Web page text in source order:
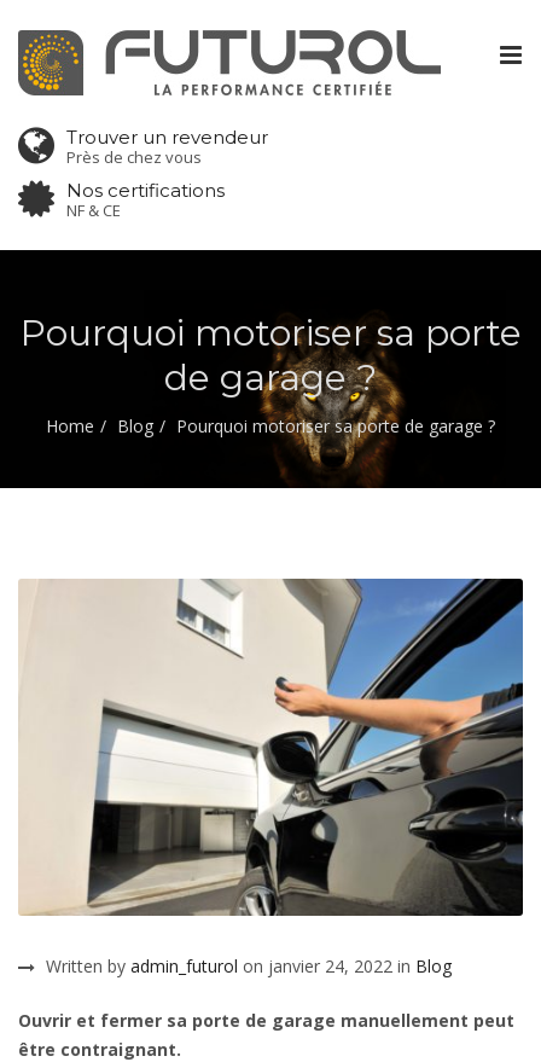
Trouver un revendeur
Près de chez vous
Nos certifications
NF & CE
Pourquoi motoriser sa porte
de garage ?
Home Blog Pourquoi motoriser sa porte de garage ?
Written by admin_futurol on janvier 24, 2022 in Blog
Ouvrir et fermer sa porte de garage manuellement peut
être contraignant.